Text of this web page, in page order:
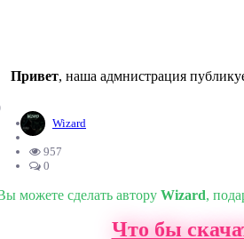
Привет, наша адмнистрация
Wizard
957
0
можете сделать автору Wizard,
Что бы